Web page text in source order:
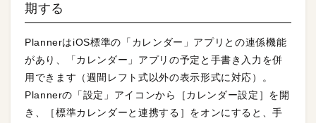
期する
PlannerはiOS標準の「カレンダー」アプリとの連係機能
があり、「カレンダー」アプリの予定と手書き入力を併
用できます（週間レフト式以外の表示形式に対応）。
Plannerの「設定」アイコンから［カレンダー設定］を開
き、［標準カレンダーと連携する］をオンにすると、手